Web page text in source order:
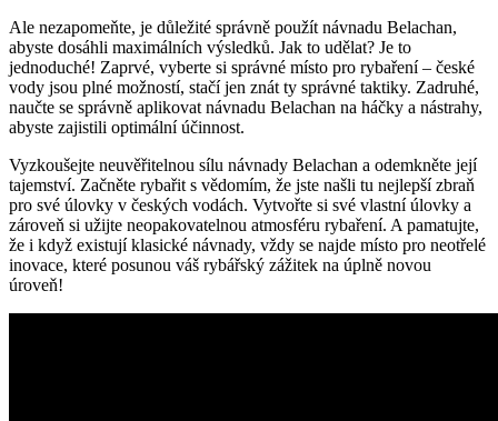
Ale nezapomeňte,‌ je důležité správně použít návnadu Belachan,
abyste⁣ dosáhli ⁤maximálních výsledků. Jak ⁤to udělat? Je to⁤
jednoduché! Zaprvé, vyberte si správné místo ‌pro ‍rybaření – české
vody jsou plné možností, stačí⁣ jen znát ty správné⁤ taktiky. Zadruhé,
naučte ‌se‌ správně aplikovat návnadu Belachan na‍ háčky a nástrahy,‍
abyste zajistili​ optimální účinnost.
Vyzkoušejte neuvěřitelnou sílu návnady Belachan a odemkněte její
tajemství.​ Začněte rybařit s vědomím, že jste našli tu nejlepší zbraň
pro⁢ své úlovky⁢ v českých vodách. Vytvořte ‌si své vlastní úlovky a
zároveň si ‌užijte‌ neopakovatelnou​ atmosféru rybaření. A pamatujte,
že i když existují klasické‍ návnady, vždy se ‌najde místo pro neotřelé
inovace, které posunou váš rybářský zážitek na úplně⁣ novou
úroveň!